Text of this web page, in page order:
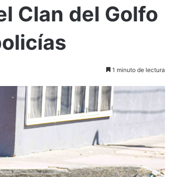
Clan del Golfo
1 minuto de lectura